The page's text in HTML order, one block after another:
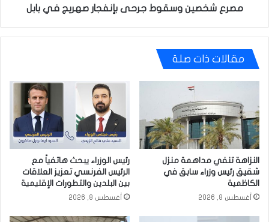
مصرع شخصين وسقوط جرحى بإنفجار صهريج في بابل
مقالات ذات صلة
النزاهة تنفي مداهمة منزل
شقيق رئيس وزراء سابق في
الكاظمية
أغسطس 8, 2026
رئيس الوزراء يبحث هاتفياً مع
الرئيس الفرنسي تعزيز العلاقات
بين البلدين والتطورات الإقليمية
أغسطس 8, 2026